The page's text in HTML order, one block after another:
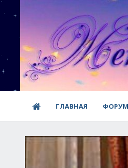
ГЛАВНАЯ ФОРУМ